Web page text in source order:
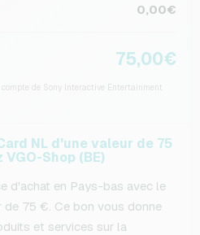
0,00€
75,00€
de Sony Interactive Entertainment
NL d'une valeur de 75
Shop (BE)
d'achat en Pays-bas avec le
de 75 €. Ce bon vous donne
et services sur la